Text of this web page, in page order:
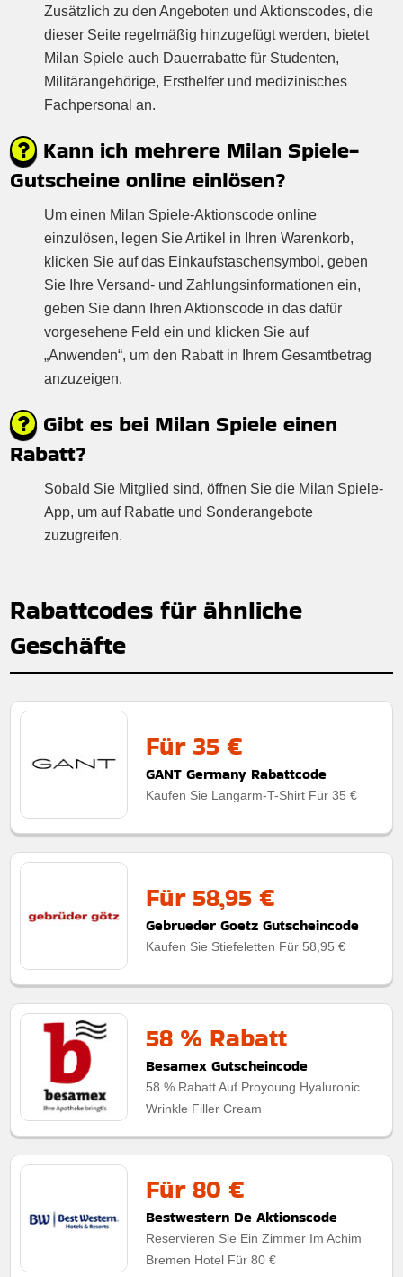
Zusätzlich zu den Angeboten und Aktionscodes, die
dieser Seite regelmäßig hinzugefügt werden, bietet
Milan Spiele auch Dauerrabatte für Studenten,
Militärangehörige, Ersthelfer und medizinisches
Fachpersonal an.
Kann ich mehrere Milan Spiele-
Gutscheine online einlösen?
Um einen Milan Spiele-Aktionscode online
einzulösen, legen Sie Artikel in Ihren Warenkorb,
klicken Sie auf das Einkaufstaschensymbol, geben
Sie Ihre Versand- und Zahlungsinformationen ein,
geben Sie dann Ihren Aktionscode in das dafür
vorgesehene Feld ein und klicken Sie auf
„Anwenden“, um den Rabatt in Ihrem Gesamtbetrag
anzuzeigen.
Gibt es bei Milan Spiele einen
Rabatt?
Sobald Sie Mitglied sind, öffnen Sie die Milan Spiele-
App, um auf Rabatte und Sonderangebote
zuzugreifen.
Rabattcodes für ähnliche
Geschäfte
Für 35 €
GANT Germany Rabattcode
Kaufen Sie Langarm-T-Shirt Für 35 €
Für 58,95 €
Gebrueder Goetz Gutscheincode
Kaufen Sie Stiefeletten Für 58,95 €
58 % Rabatt
Besamex Gutscheincode
58 % Rabatt Auf Proyoung Hyaluronic
Wrinkle Filler Cream
Für 80 €
Bestwestern De Aktionscode
Reservieren Sie Ein Zimmer Im Achim
Bremen Hotel Für 80 €